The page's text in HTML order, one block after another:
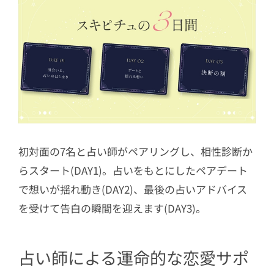
初対面の7名と占い師がペアリングし、相性診断か
らスタート(DAY1)。占いをもとにしたペアデート
で想いが揺れ動き(DAY2)、最後の占いアドバイス
を受けて告白の瞬間を迎えます(DAY3)。
占い師による運命的な恋愛サポ